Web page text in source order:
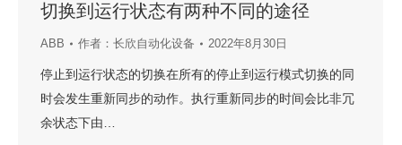
切换到运行状态有两种不同的途径
ABB 作者： 长欣自动化设备 2022年8月30日
停止到运行状态的切换在所有的停止到运行模式切换的同
时会发生重新同步的动作。执行重新同步的时间会比非冗
余状态下由…